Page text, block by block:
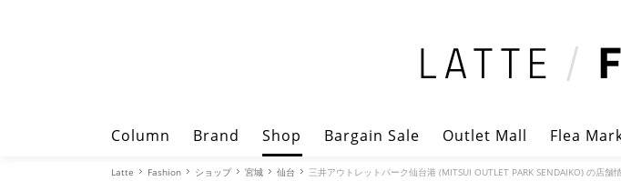
Column Brand Shop Bargain Sale Outlet Mall Flea
Latte Fashion ショップ 宮城 仙台 三井アウトレットパーク仙台港 (MITSUI OUTLET PARK SENDAIKO) の店舗